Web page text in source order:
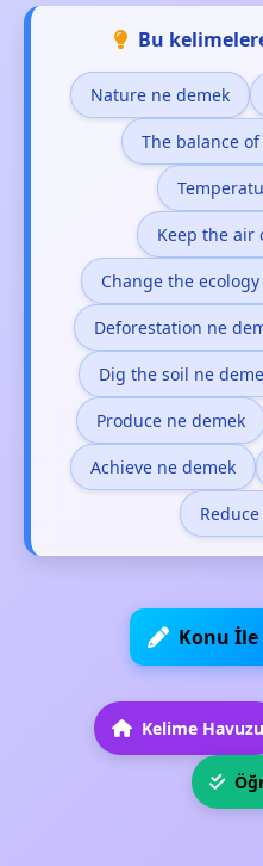
Bu
Nature ne demek
The balance
Keep the air
Change the
Deforestation ne
Dig the soil ne
Produce ne demek
Achieve ne demek
Konu İle
Kelime Havuzu